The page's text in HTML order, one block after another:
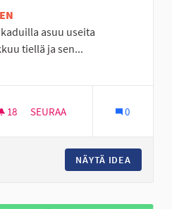
asuu useita
tiellä ja sen...
Itäinen Seinäjoki
18 18 SEURAAJAA
SEURAA 0
NÄYTÄ IDEA